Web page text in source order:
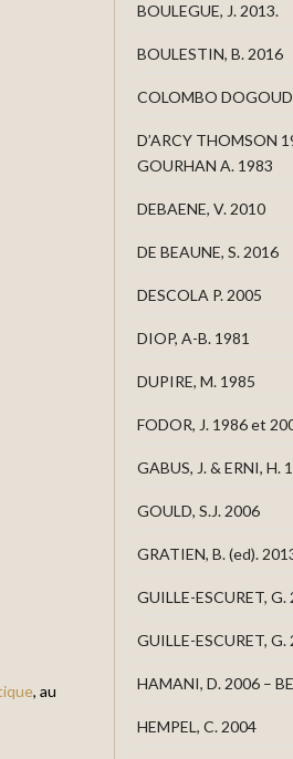
, au
BOULEGUE, J. 2013.
BOULESTIN, B. 2016
COLOMBO
D’ARCY THOMSON
GOURHAN A. 1983
DEBAENE, V. 2010
DE BEAUNE, S. 2016
DESCOLA P. 2005
DIOP, A-B. 1981
DUPIRE, M. 1985
FODOR, J. 1986 et
GABUS, J. & ERNI, H.
GOULD, S.J. 2006
GRATIEN, B. (ed).
GUILLE-ESCURET, G.
GUILLE-ESCURET, G.
HAMANI, D. 2006 –
HEMPEL, C. 2004